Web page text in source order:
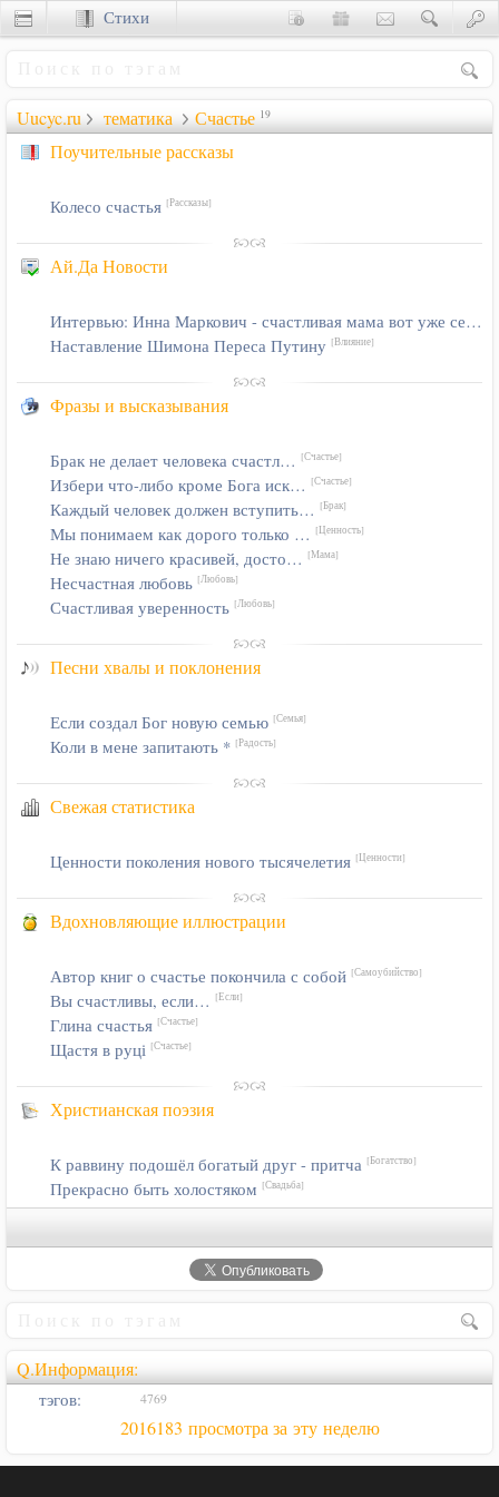
Uucyc.ru тематика Счастье 19
Поучительные рассказы
Колесо счастья [Рассказы]
Ай.Да Новости
Интервью: Инна Маркович - счастливая мама вот уже семь раз
Наставление Шимона Переса Путину [Влияние]
Фразы и высказывания
Брак не делает человека счастл… [Счастье]
Избери что-либо кроме Бога иск… [Счастье]
Каждый человек должен вступить… [Брак]
Мы понимаем как дорого только … [Ценность]
Не знаю ничего красивей, досто… [Мама]
Несчастная любовь [Любовь]
Счастливая уверенность [Любовь]
Песни хвалы и поклонения
Если создал Бог новую семью [Семья]
Коли в мене запитають * [Радость]
Свежая статистика
Ценности поколения нового тысячелетия [Ценности]
Вдохновляющие иллюстрации
Автор книг о счастье покончила с собой [Самоубийство]
Вы счастливы, если… [Если]
Глина счастья [Счастье]
Щастя в руці [Счастье]
Христианская поэзия
К раввину подошёл богатый друг - притча [Богатство]
Прекрасно быть холостяком [Свадьба]
Q.Информация:
тэгов: 4769
2016183 просмотра за эту неделю
Стихи